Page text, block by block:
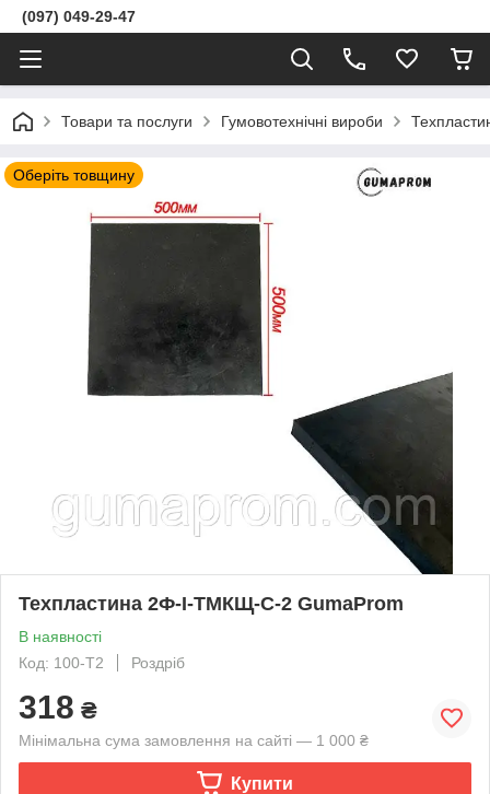
(097) 049-29-47
Товари та послуги Гумовотехнічні вироби
Оберіть товщину
Техпластина 2Ф-І-ТМКЩ-С-2 GumaProm
В наявності
Код: 100-Т2
Роздріб
318 ₴
Мінімальна сума замовлення на сайті — 1 000 ₴
Купити